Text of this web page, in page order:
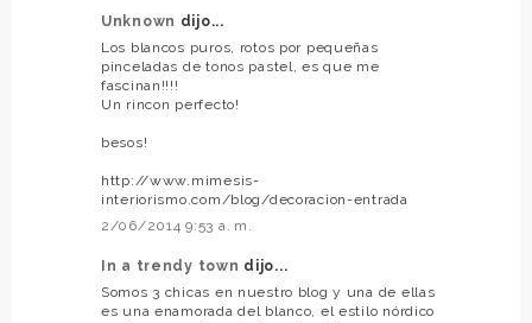
Unknown dijo...
Los blancos puros, rotos por pequeñas
pinceladas de tonos pastel, es que me
fascinan!!!!
Un rincon perfecto!
besos!
http://www.mimesis-
interiorismo.com/blog/decoracion-entrada
2/06/2014 9:53 a. m.
In a trendy town dijo...
Somos 3 chicas en nuestro blog y una de ellas
es una enamorada del blanco, el estilo nórdico